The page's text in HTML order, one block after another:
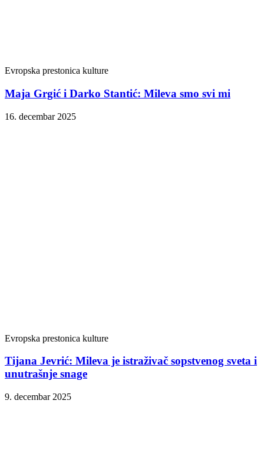
Evropska prestonica kulture
Maja Grgić i Darko Stantić: Mileva smo svi mi
16. decembar 2025
Evropska prestonica kulture
Tijana Jevrić: Mileva je istraživač sopstvenog sveta i
unutrašnje snage
9. decembar 2025